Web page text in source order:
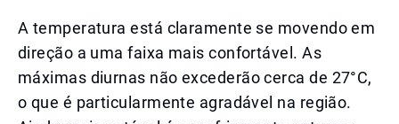
A temperatura está claramente se movendo em
direção a uma faixa mais confortável. As
máximas diurnas não excederão cerca de 27°C,
o que é particularmente agradável na região.